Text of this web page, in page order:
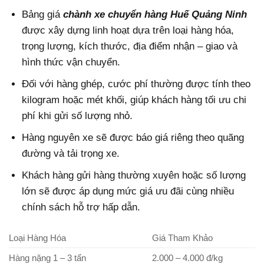
Bảng giáchành xe chuyển hàng Huế Quảng Ninh
được xây dựng linh hoạt dựa trên loại hàng hóa,
trọng lượng, kích thước, địa điểm nhận – giao và
hình thức vận chuyển.
Đối với hàng ghép, cước phí thường được tính theo
kilogram hoặc mét khối, giúp khách hàng tối ưu chi
phí khi gửi số lượng nhỏ.
Hàng nguyên xe sẽ được báo giá riêng theo quãng
đường và tải trọng xe.
Khách hàng gửi hàng thường xuyên hoặc số lượng
lớn sẽ được áp dụng mức giá ưu đãi cùng nhiều
chính sách hỗ trợ hấp dẫn.
Loại Hàng Hóa
Giá Tham Khảo
Hàng nặng 1 – 3 tấn
2.000 – 4.000 đ/kg